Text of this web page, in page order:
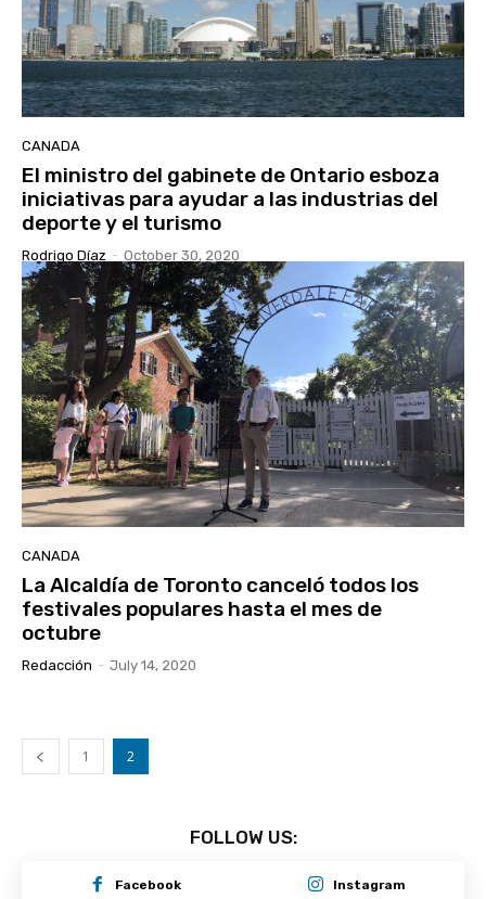
CANADA
El ministro del gabinete de Ontario esboza
iniciativas para ayudar a las industrias del
deporte y el turismo
Rodrigo Díaz - October 30, 2020
CANADA
La Alcaldía de Toronto canceló todos los
festivales populares hasta el mes de
octubre
Redacción - July 14, 2020
1 2
FOLLOW US:
Facebook Instagram